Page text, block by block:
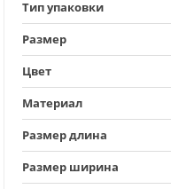
Тип упаковки
Размер
Цвет
Материал
Размер длина
Размер ширина